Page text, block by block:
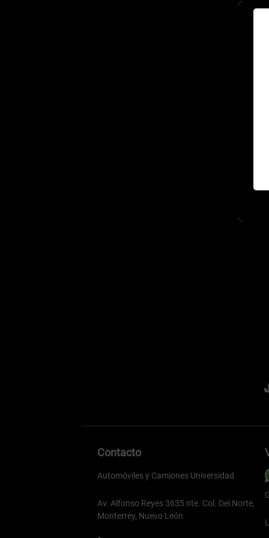
Contacto
Automóviles y Camiones Universidad
Av. Alfonso Reyes 3635 nte. Col. Del Norte,
Monterrey, Nuevo León